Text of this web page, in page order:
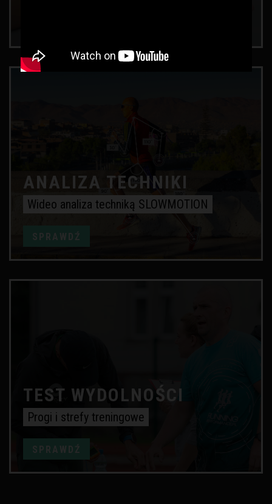
ANALIZA TECHNIKI
Wideo analiza techniką SLOWMOTION
SPRAWDŹ
TEST WYDOLNOŚCI
Progi i strefy treningowe
SPRAWDŹ